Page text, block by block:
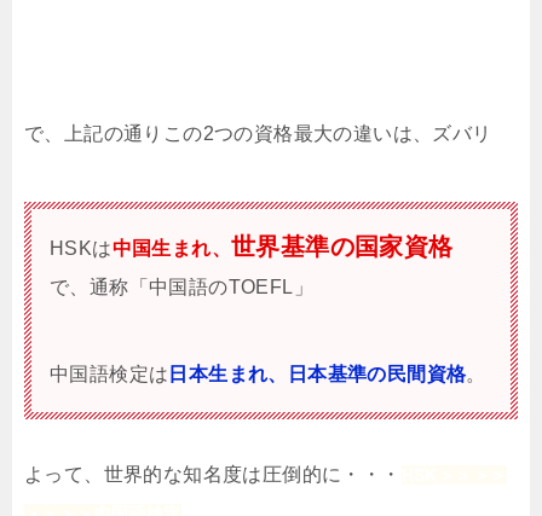
で、上記の通りこの2つの資格最大の違いは、ズバリ
HSKは中国生まれ、世界基準の国家資格
で、通称「中国語のTOEFL」
中国語検定は 日本生まれ、日本基準の民間資格。
よって、世界的な知名度は圧倒的に・・・